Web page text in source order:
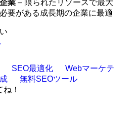
業 – 限られたリソースで最大
要がある成長期の企業に最適
SEO最適化
Webマーケテ
無料SEOツール
！